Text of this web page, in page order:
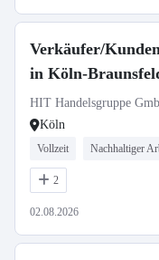
Verkäufer/
in Köln-
HIT Handelsgruppe
Köln
Vollzeit Nachhaltiger
2
02.08.2026